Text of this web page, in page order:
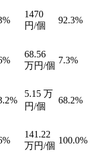
1470
円/個
92.3%
68.56
万円/個
7.3%
5.15 万
円/個
68.2%
141.22
万円/個
100.0%